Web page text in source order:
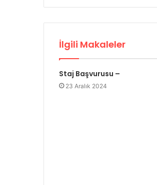
İlgili Makaleler
Staj Başvurusu –
23 Aralık 2024